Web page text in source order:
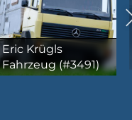
Familien
Fernreisemobil
Saurer 6DM
Chameleon Tours